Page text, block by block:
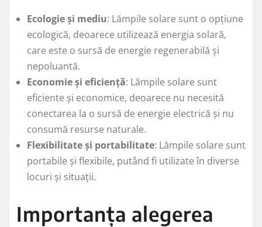
Ecologie și mediu: Lămpile solare sunt o opțiune
ecologică, deoarece utilizează energia solară,
care este o sursă de energie regenerabilă și
nepoluantă.
Economie și eficiență: Lămpile solare sunt
eficiente și economice, deoarece nu necesită
conectarea la o sursă de energie electrică și nu
consumă resurse naturale.
Flexibilitate și portabilitate: Lămpile solare sunt
portabile și flexibile, putând fi utilizate în diverse
locuri și situații.
Importanța alegerea